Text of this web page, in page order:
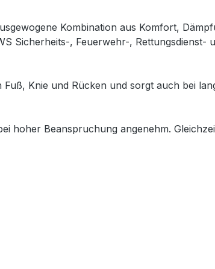
Kombination aus Komfort,
Sicherheits-, Feuerwehr-, Rettungsdienst-
Knie und Rücken und sorgt auch bei
hoher Beanspruchung angenehm.